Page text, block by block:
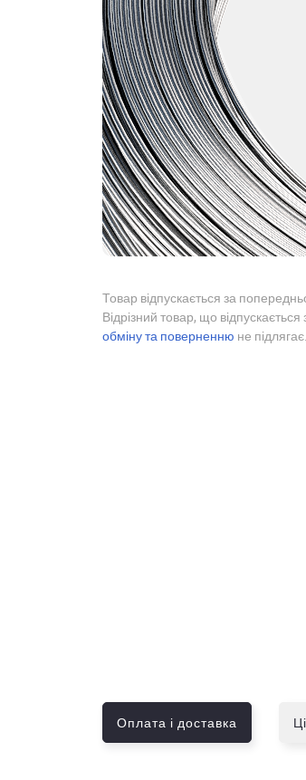
Товар відпускається за
Відрізний товар, що
обміну та поверненню не підлягає.
Оплата і доставка